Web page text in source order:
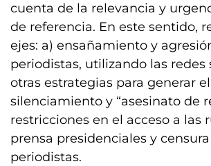
cuenta de la relevancia y
de referencia. En este sentido,
ejes: a) ensañamiento y
periodistas, utilizando las redes
otras estrategias para generar
silenciamiento y “asesinato de
restricciones en el acceso a las
prensa presidenciales y
periodistas.